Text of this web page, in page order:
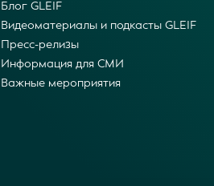
Блог GLEIF
Видеоматериалы и подкасты GLEIF
Пресс-релизы
Информация для СМИ
Важные мероприятия